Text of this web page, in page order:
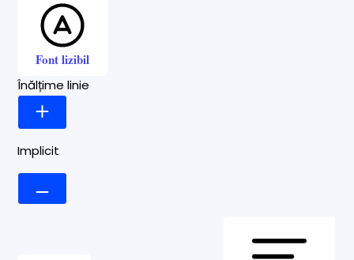
Font lizibil
Înălțime linie
Implicit